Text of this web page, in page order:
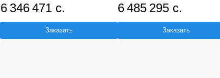
6 346 471 с.
Заказать
6 485 295 с.
Заказать